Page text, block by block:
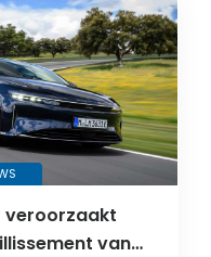
veroorzaakt
van